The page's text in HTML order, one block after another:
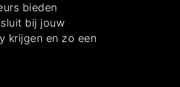
bieden
bij jouw
krijgen en zo een